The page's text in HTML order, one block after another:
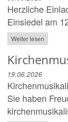
Herzliche
Einsiedel am
Weiter lesen
19.06.2026
Sie haben